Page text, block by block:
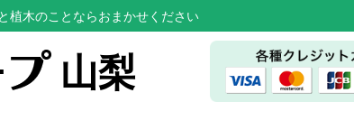
植木のことならおまかせください
山梨